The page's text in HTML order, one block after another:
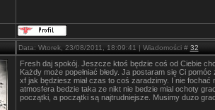
Data: Wtorek, 23/08/2011, 18:09:41 | Wiadomości # 32
Fresh daj spokój. Jeszcze ktoś będzie coś od Ciebie
Każdy może popełniać błedy. Ja postaram się Ci
xf jak będziesz miał czas to coś zaradzimy. I nie
atmosfera bedzie taka ze nikt nie bedzie mial ochoty
początki, a początki są najtrudniejsze. Musimy duzo